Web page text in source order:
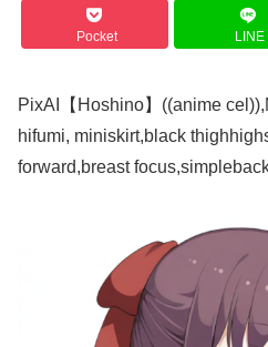
Pocket LINE
PixAI【Hoshino】((anime
hifumi, miniskirt,black
forward,breast